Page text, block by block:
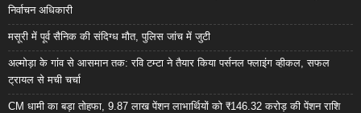
निर्वाचन अधिकारी
मसूरी में पूर्व सैनिक की संदिग्ध मौत, पुलिस जांच में जुटी
अल्मोड़ा के गांव से आसमान तक: रवि टम्टा ने तैयार किया पर्सनल फ्लाइंग व्हीकल, सफल
ट्रायल से मची चर्चा
CM धामी का बड़ा तोहफा, 9.87 लाख पेंशन लाभार्थियों को ₹146.32 करोड़ की पेंशन राशि